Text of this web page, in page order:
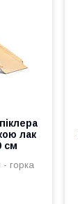
лак
см
- горка